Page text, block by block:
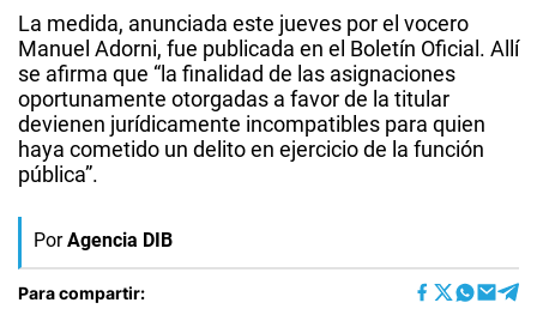
La medida, anunciada este jueves por el vocero
Manuel Adorni, fue publicada en el Boletín Oficial. Allí
se afirma que “la finalidad de las asignaciones
oportunamente otorgadas a favor de la titular
devienen jurídicamente incompatibles para quien
haya cometido un delito en ejercicio de la función
pública”.
Por Agencia DIB
Para compartir: